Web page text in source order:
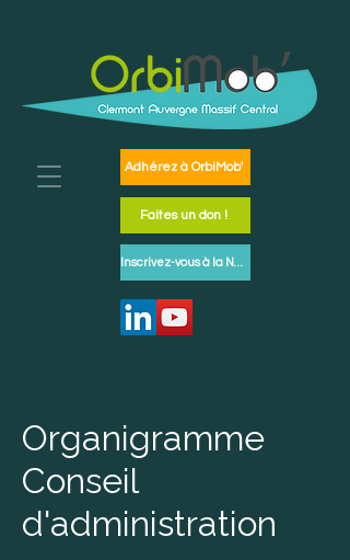
Adhérez à OrbiMob'
Inscrivez-vous à la Newsletter
Faites un don !
Organigramme
Conseil
d'administration